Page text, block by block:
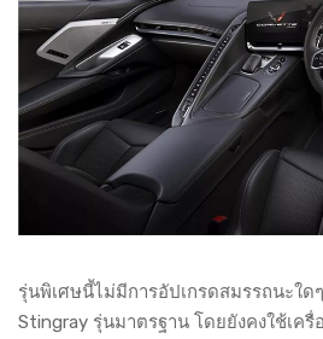
รุ่นพิเศษนี้ไม่มีการอัปเกรดสมรรถนะใด
Stingray รุ่นมาตรฐาน โดยยังคงใช้เค